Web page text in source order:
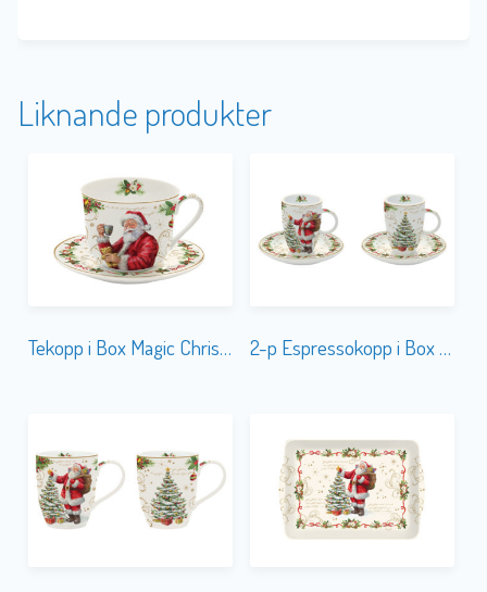
Liknande produkter
Tekopp i Box Magic Christmas 2-p Espressokopp i Box Magic Christmas